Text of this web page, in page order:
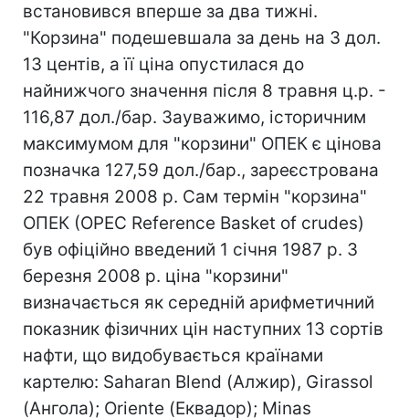
встановився вперше за два тижні.
"Корзина" подешевшала за день на 3 дол.
13 центів, а її ціна опустилася до
найнижчого значення після 8 травня ц.р. -
116,87 дол./бар. Зауважимо, історичним
максимумом для "корзини" ОПЕК є цінова
позначка 127,59 дол./бар., зареєстрована
22 травня 2008 р. Сам термін "корзина"
ОПЕК (OPEC Reference Basket of crudes)
був офіційно введений 1 січня 1987 р. З
березня 2008 р. ціна "корзини"
визначається як середній арифметичний
показник фізичних цін наступних 13 сортів
нафти, що видобувається країнами
картелю: Saharan Blend (Алжир), Girassol
(Ангола); Oriente (Еквадор); Minas